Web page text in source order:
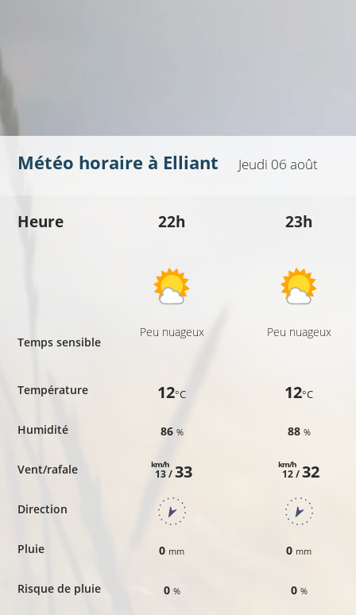
Météo horaire à Elliant Jeudi 06 août
Heure
Temps sensible
Température
Humidité
Vent/rafale
Direction
Pluie
Risque de pluie
22h
Peu nuageux
12°C
86 %
13 /
km/h 33
0 mm
0 %
23h
Peu nuageux
12°C
88 %
12 /
km/h 32
0 mm
0 %